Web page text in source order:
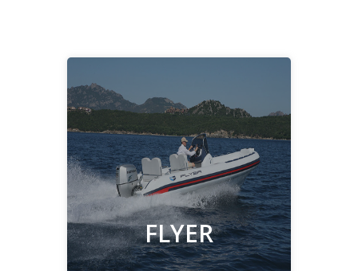
FLYER
Découvrir